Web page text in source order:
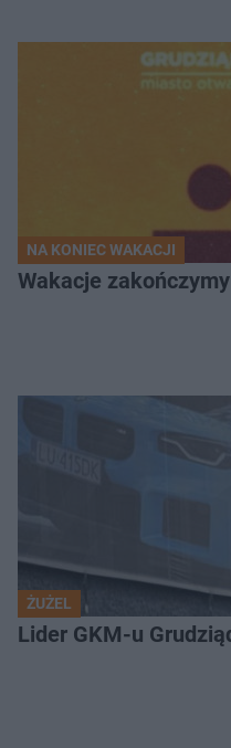
NA KONIEC WAKACJI
Wakacje
ŻUŻEL
Lider GKM-u